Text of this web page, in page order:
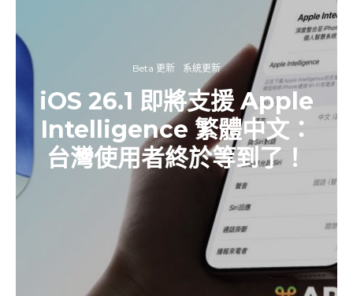
Beta 更新 系統更新
iOS 26.1 即將支援 Apple
Intelligence 繁體中文：
台灣使用者終於等到了！